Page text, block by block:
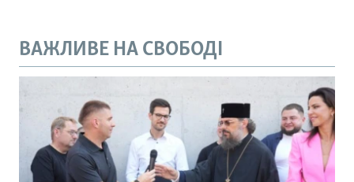
ВАЖЛИВЕ НА СВОБОДІ